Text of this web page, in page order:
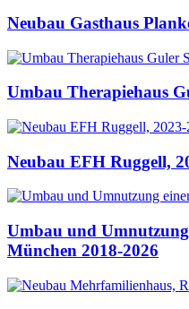
Neubau Gasthaus
Umbau Therapiehaus
Neubau EFH Ruggell,
Umbau und
München 2018-2026